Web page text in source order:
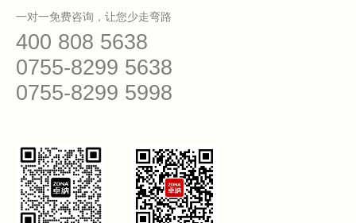
一对一免费咨询，让您少走弯路
400 808 5638
0755-8299 5638
0755-8299 5998